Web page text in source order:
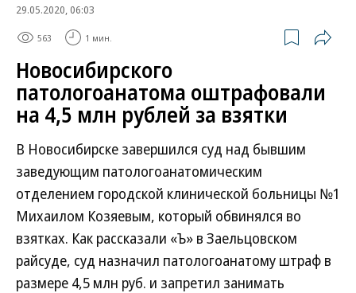
29.05.2020, 06:03
563 1 мин.
Новосибирского
патологоанатома оштрафовали
на 4,5 млн рублей за взятки
В Новосибирске завершился суд над бывшим
заведующим патологоанатомическим
отделением городской клинической больницы №1
Михаилом Козяевым, который обвинялся во
взятках. Как рассказали «Ъ» в Заельцовском
райсуде, суд назначил патологоанатому штраф в
размере 4,5 млн руб. и запретил занимать